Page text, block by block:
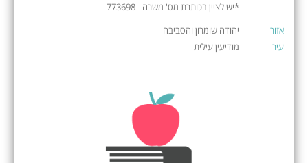
*יש לציין בכותרת מס' משרה - 773698
אזור
יהודה שומרון והסביבה
עיר
מודיעין עילית